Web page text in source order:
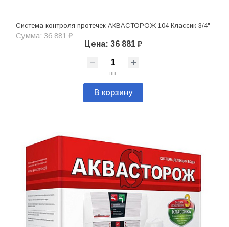
Система контроля протечек АКВАСТОРОЖ 104 Классик 3/4"
Сумма: 36 881 ₽
Цена: 36 881 ₽
шт
В корзину